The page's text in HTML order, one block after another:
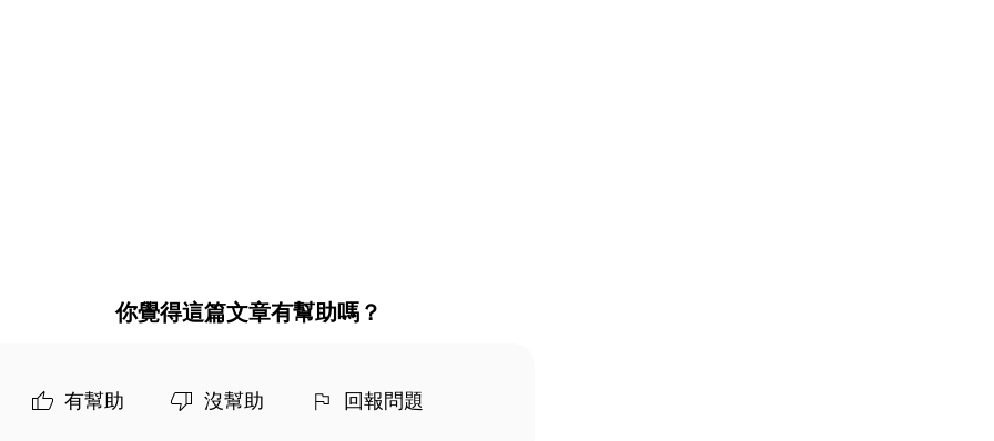
你覺得這篇文章有幫助嗎？
有幫助 沒幫助 回報問題